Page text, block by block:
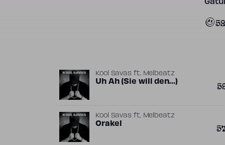
Kool Savas ft. Melbeatz
Uh Ah (Sie will den…)
Kool Savas ft. Melbeatz
Orakel